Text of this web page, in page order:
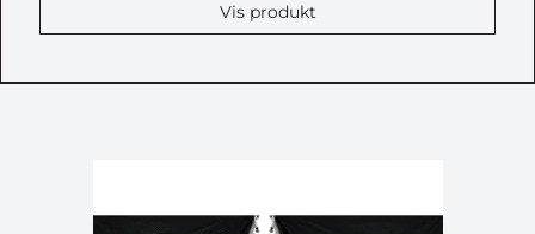
Vis produkt